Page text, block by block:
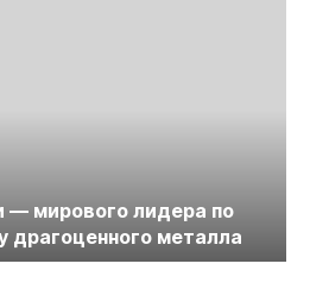
— мирового лидера по
драгоценного металла